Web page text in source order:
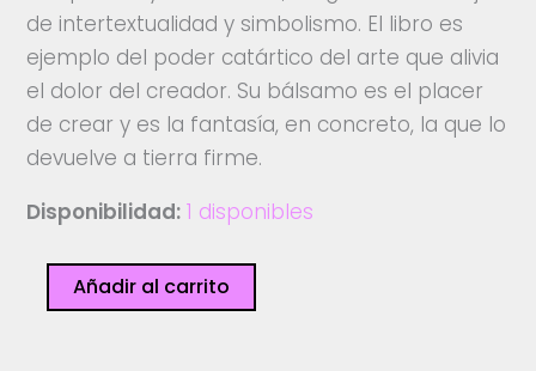
de intertextualidad y simbolismo. El libro es
ejemplo del poder catártico del arte que alivia
el dolor del creador. Su bálsamo es el placer
de crear y es la fantasía, en concreto, la que lo
devuelve a tierra firme.
Disponibilidad: 1 disponibles
Bestiario
cantidad
Añadir al carrito